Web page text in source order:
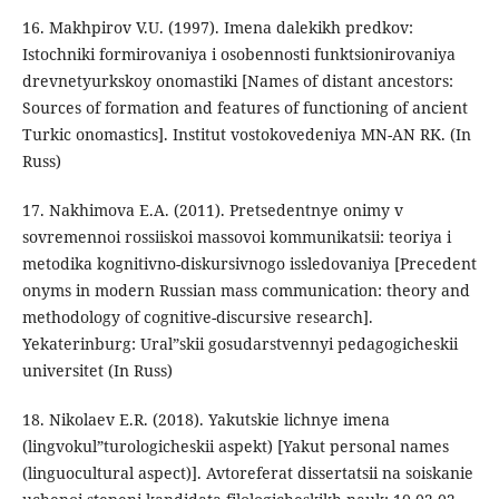
16. Makhpirov V.U. (1997). Imena dalekikh predkov:
Istochniki formirovaniya i osobennosti funktsionirovaniya
drevnetyurkskoy onomastiki [Names of distant ancestors:
Sources of formation and features of functioning of ancient
Turkic onomastics]. Institut vostokovedeniya MN-AN RK. (In
Russ)
17. Nakhimova E.A. (2011). Pretsedentnye onimy v
sovremennoi rossiiskoi massovoi kommunikatsii: teoriya i
metodika kognitivno-diskursivnogo issledovaniya [Precedent
onyms in modern Russian mass communication: theory and
methodology of cognitive-discursive research].
Yekaterinburg: Ural”skii gosudarstvennyi pedagogicheskii
universitet (In Russ)
18. Nikolaev E.R. (2018). Yakutskie lichnye imena
(lingvokul”turologicheskii aspekt) [Yakut personal names
(linguocultural aspect)]. Avtoreferat dissertatsii na soiskanie